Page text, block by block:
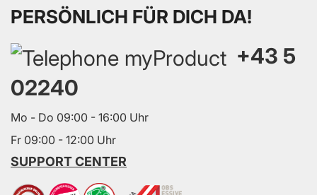
PERSÖNLICH FÜR DICH DA!
+43 5
02240
Mo - Do 09:00 - 16:00 Uhr
Fr 09:00 - 12:00 Uhr
SUPPORT CENTER